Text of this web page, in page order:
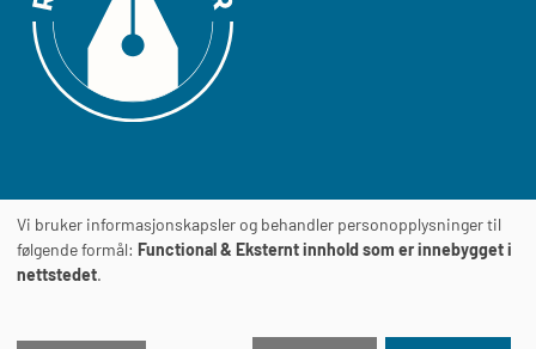
JournalensTILGJENGELIGHETSERKLÆRING
Vi bruker informasjonskapsler og behandler personopplysninger til
følgende formål: Functional & Eksternt innhold som er innebygget i
nettstedet.